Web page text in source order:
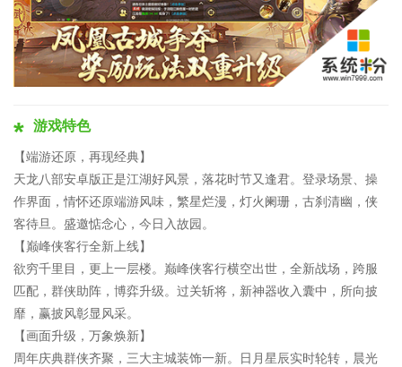
游戏特色
【端游还原，再现经典】
天龙八部安卓版正是江湖好风景，落花时节又逢君。登录场景、操
作界面，情怀还原端游风味，繁星烂漫，灯火阑珊，古刹清幽，侠
客待旦。盛邀惦念心，今日入故园。
【巅峰侠客行全新上线】
欲穷千里目，更上一层楼。巅峰侠客行横空出世，全新战场，跨服
匹配，群侠助阵，博弈升级。过关斩将，新神器收入囊中，所向披
靡，赢披风彰显风采。
【画面升级，万象焕新】
周年庆典群侠齐聚，三大主城装饰一新。日月星辰实时轮转，晨光